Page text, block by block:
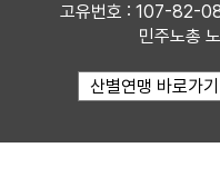
고유번호 : 107-82-
민주노총